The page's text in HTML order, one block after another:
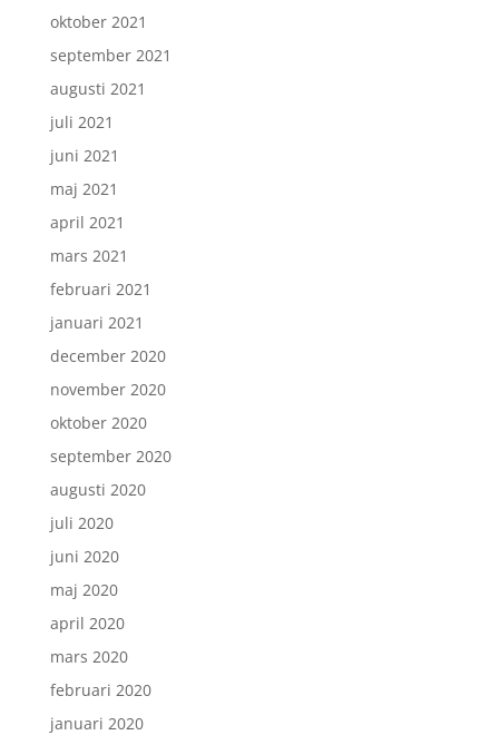
oktober 2021
september 2021
augusti 2021
juli 2021
juni 2021
maj 2021
april 2021
mars 2021
februari 2021
januari 2021
december 2020
november 2020
oktober 2020
september 2020
augusti 2020
juli 2020
juni 2020
maj 2020
april 2020
mars 2020
februari 2020
januari 2020